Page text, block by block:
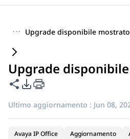
··· Upgrade disponibile mostrato
Upgrade
Condividi questa pagina
Opzioni di esportazione
Ultimo aggiornamento : Jun 08,
Avaya IP Office Aggiornamento